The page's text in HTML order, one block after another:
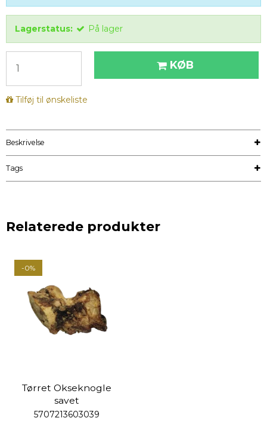
Lagerstatus: På lager
KØB
Tilføj til ønskeliste
Beskrivelse
Tags
Relaterede produkter
-0%
Tørret Okseknogle
savet
5707213603039